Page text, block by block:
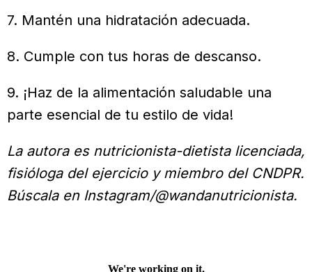
7. Mantén una hidratación adecuada.
8. Cumple con tus horas de descanso.
9. ¡Haz de la alimentación saludable una
parte esencial de tu estilo de vida!
La autora es nutricionista-dietista licenciada,
fisióloga del ejercicio y miembro del CNDPR.
Búscala en Instagram/@wandanutricionista.